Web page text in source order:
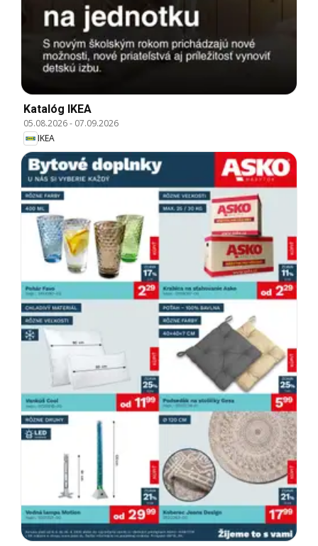
Katalóg IKEA
05.08.2026- 07.09.2026
IKEA